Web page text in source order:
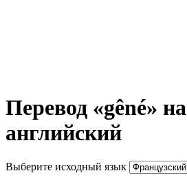
Перевод «gêné» на
английский
Выберите исходный язык